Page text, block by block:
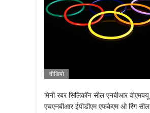
वीडियो
मिनी रबर सिलिकॉन सील एनबीआर वीएमक्यू
एचएनबीआर ईपीडीएम एफकेएम ओ रिंग सील